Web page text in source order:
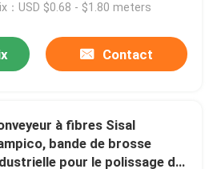
：USD $0.68 - $1.80 meters
Contact
à fibres Sisal
bande de brosse
pour le polissage du